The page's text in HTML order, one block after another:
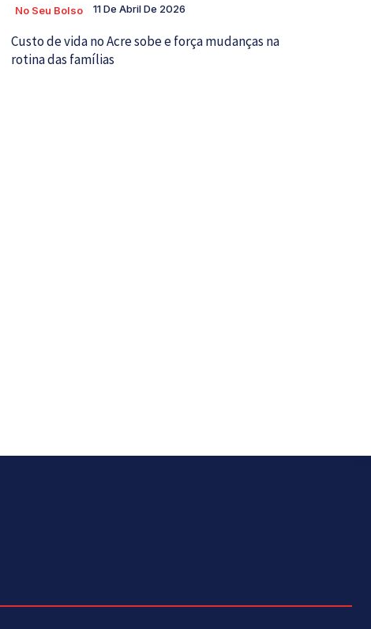
No Seu Bolso 11 De Abril De 2026
Custo de vida no Acre sobe e força mudanças na
rotina das famílias